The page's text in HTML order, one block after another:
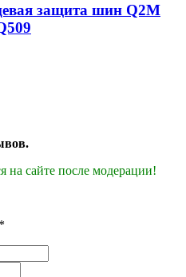
защита шин Q2M
на сайте после модерации!